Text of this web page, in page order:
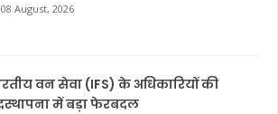
08 August, 2026
वन सेवा (IFS) के अधिकारियों की
में बड़ा फेरबदल